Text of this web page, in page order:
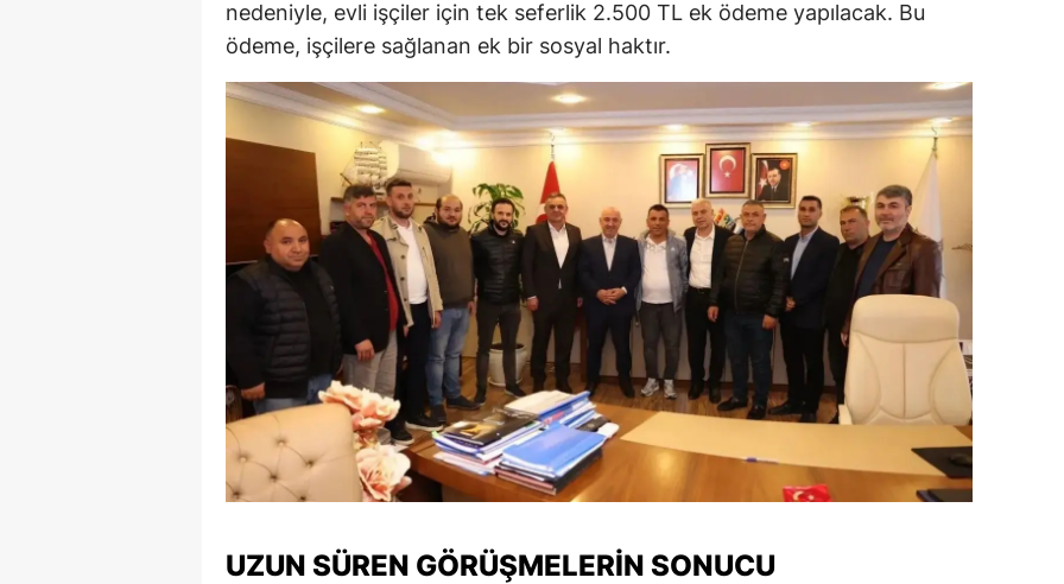
nedeniyle, evli işçiler için tek seferlik 2.500 TL ek ödeme yapılacak. Bu
ödeme, işçilere sağlanan ek bir sosyal haktır.
UZUN SÜREN GÖRÜŞMELERIN SONUCU